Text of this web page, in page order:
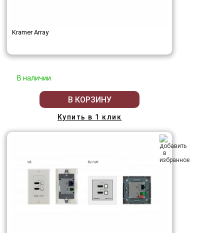
Kramer Array
В наличии
В КОРЗИНУ
Купить в 1 клик